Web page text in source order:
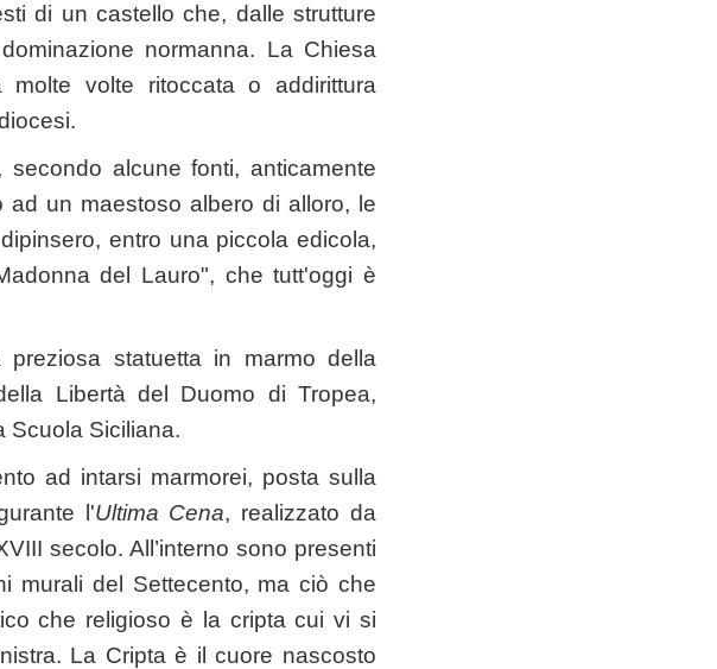
di un castello che, dalle strutture
normanna. La Chiesa
volte ritoccata o addirittura
alcune fonti, anticamente
un maestoso albero di alloro, le
entro una piccola edicola,
del Lauro", che tutt'oggi è
statuetta in marmo della
Libertà del Duomo di Tropea,
Scuola Siciliana.
ad intarsi marmorei, posta sulla
l'Ultima Cena, realizzato da
secolo. All’interno sono presenti
murali del Settecento, ma ciò che
che religioso è la cripta cui vi si
La Cripta è il cuore nascosto